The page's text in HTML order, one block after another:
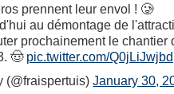
prennent leur envol ! 🥲
au démontage de
prochainement le chantier
🤠 pic.twitter.com/Q0jLiJwjbd
(@fraispertuis)January 30,